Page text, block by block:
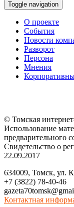
Toggle navigation
О проекте
События
Новости
Разворот
Персона
Мнения
© Томская
Использование
предварительного
Свидетельство о
22.09.2017
634009, Томск, ул.
+7 (3822) 78-40-46
Контактная